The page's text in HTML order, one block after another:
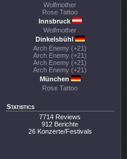
Wolfmother
Rose Tattoo
Innsbruck
Wolfmother
Dinkelsbühl
Arch Enemy (+21)
Arch Enemy (+21)
Arch Enemy (+21)
Arch Enemy (+21)
München
Rose Tattoo
Statistics
7714 Reviews
912 Berichte
26 Konzerte/Festivals